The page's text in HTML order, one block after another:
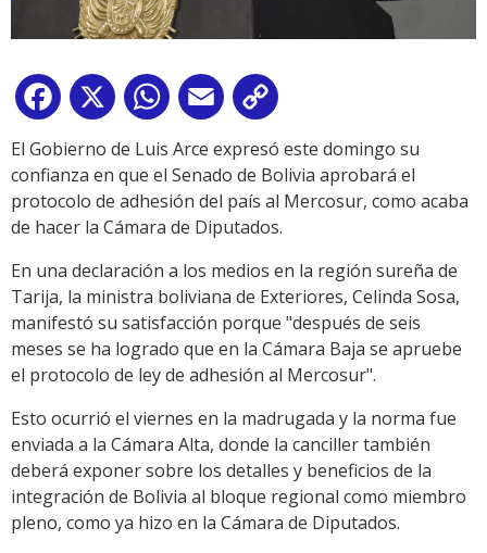
Facebook
X WhatsApp
Email
Link
El Gobierno de Luis Arce expresó este domingo su
confianza en que el Senado de Bolivia aprobará el
protocolo de adhesión del país al Mercosur, como acaba
de hacer la Cámara de Diputados.
En una declaración a los medios en la región sureña de
Tarija, la ministra boliviana de Exteriores, Celinda Sosa,
manifestó su satisfacción porque "después de seis
meses se ha logrado que en la Cámara Baja se apruebe
el protocolo de ley de adhesión al Mercosur".
Esto ocurrió el viernes en la madrugada y la norma fue
enviada a la Cámara Alta, donde la canciller también
deberá exponer sobre los detalles y beneficios de la
integración de Bolivia al bloque regional como miembro
pleno, como ya hizo en la Cámara de Diputados.